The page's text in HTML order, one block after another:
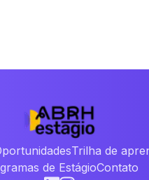
Trilha de
de EstágioContato